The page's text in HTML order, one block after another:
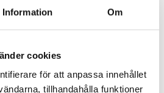
Information Om
cookies
för att anpassa innehållet
tillhandahålla funktioner